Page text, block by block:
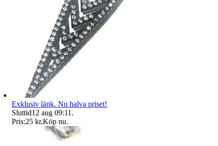
Exklusiv länk. Nu halva priset!
Sluttid12 aug 09:11 .
Pris:25 kr,Köp nu.